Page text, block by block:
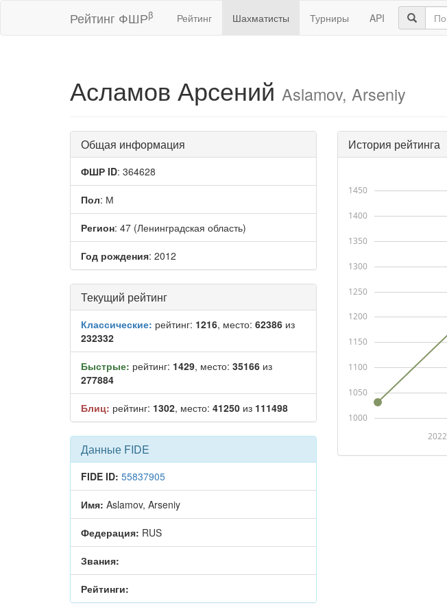
Рейтинг ФШРβ Рейтинг Шахматисты Турниры API
Асламов Арсений Aslamov, Arseniy
Общая информация
ФШР ID: 364628
Пол: М
Регион: 47 (Ленинградская область)
Год рождения: 2012
Текущий рейтинг
Классические: рейтинг: 1216, место: 62386 из
232332
Быстрые: рейтинг: 1429, место: 35166 из
277884
Блиц: рейтинг: 1302, место: 41250 из 111498
Данные FIDE
FIDE ID: 55837905
Имя: Aslamov, Arseniy
Федерация: RUS
Звания:
Рейтинги:
История рейтинга
2022
1000
1050
1100
1150
1200
1250
1300
1350
1400
1450